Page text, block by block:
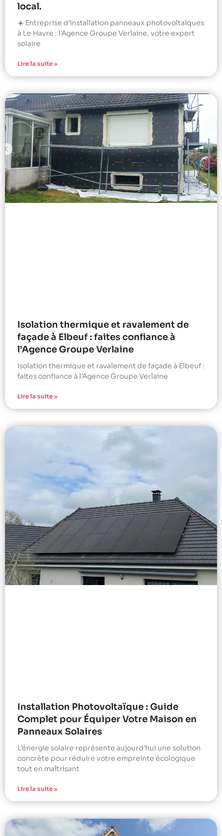
local.
☀️ Entreprise d’installation panneaux photovoltaïques
à Le Havre : l’Agence Groupe Verlaine, votre expert
solaire
Lire la suite »
Isolation thermique et ravalement de
façade à Elbeuf : faites confiance à
l’Agence Groupe Verlaine
Isolation thermique et ravalement de façade à Elbeuf :
faites confiance à l’Agence Groupe Verlaine
Lire la suite »
Installation Photovoltaïque : Guide
Complet pour Équiper Votre Maison en
Panneaux Solaires
L’énergie solaire représente aujourd’hui une solution
concrète pour réduire votre empreinte écologique
tout en maîtrisant
Lire la suite »